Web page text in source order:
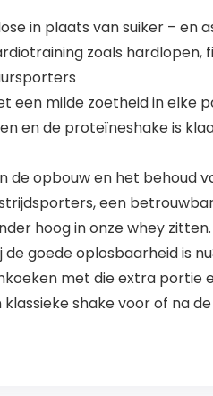
in plaats van suiker –
zoals
een milde zoetheid in
en de proteïneshake is
de opbouw en het
een
hoog in onze whey zitten.
de goede
met die extra
shake voor of na